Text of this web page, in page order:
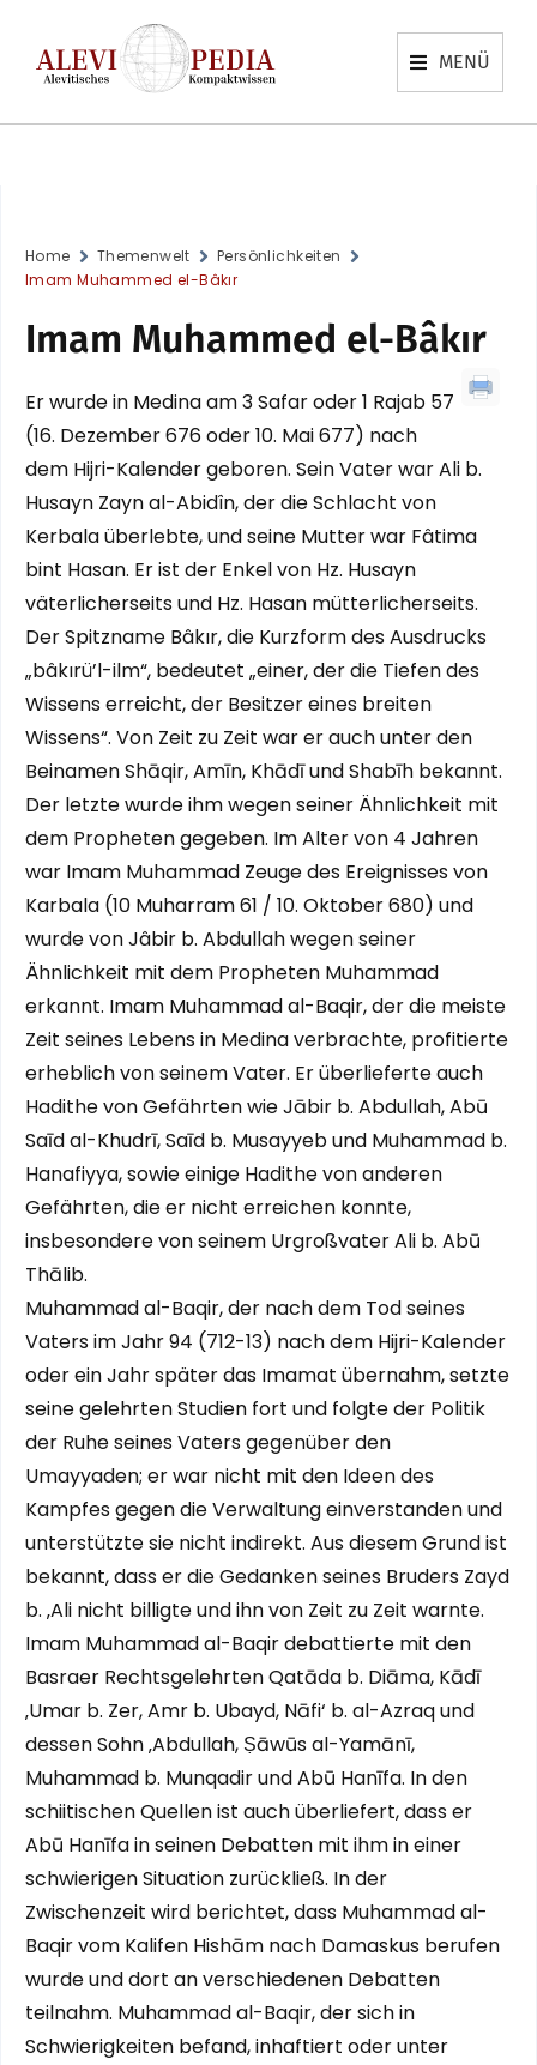
MENÜ
Home Themenwelt
Persönlichkeiten
Imam Muhammed el-Bâkır
Imam Muhammed el-Bâkır
Er wurde in Medina am 3 Safar oder 1 Rajab 57
(16. Dezember 676 oder 10. Mai 677) nach
dem Hijri-Kalender geboren. Sein Vater war Ali b.
Husayn Zayn al-Abidîn, der die Schlacht von
Kerbala überlebte, und seine Mutter war Fâtima
bint Hasan. Er ist der Enkel von Hz. Husayn
väterlicherseits und Hz. Hasan mütterlicherseits.
Der Spitzname Bâkır, die Kurzform des Ausdrucks
„bâkırü’l-ilm“, bedeutet „einer, der die Tiefen des
Wissens erreicht, der Besitzer eines breiten
Wissens“. Von Zeit zu Zeit war er auch unter den
Beinamen Shāqir, Amīn, Khādī und Shabīh bekannt.
Der letzte wurde ihm wegen seiner Ähnlichkeit mit
dem Propheten gegeben. Im Alter von 4 Jahren
war Imam Muhammad Zeuge des Ereignisses von
Karbala (10 Muharram 61 / 10. Oktober 680) und
wurde von Jâbir b. Abdullah wegen seiner
Ähnlichkeit mit dem Propheten Muhammad
erkannt. Imam Muhammad al-Baqir, der die meiste
Zeit seines Lebens in Medina verbrachte, profitierte
erheblich von seinem Vater. Er überlieferte auch
Hadithe von Gefährten wie Jābir b. Abdullah, Abū
Saīd al-Khudrī, Saīd b. Musayyeb und Muhammad b.
Hanafiyya, sowie einige Hadithe von anderen
Gefährten, die er nicht erreichen konnte,
insbesondere von seinem Urgroßvater Ali b. Abū
Thālib.
Muhammad al-Baqir, der nach dem Tod seines
Vaters im Jahr 94 (712-13) nach dem Hijri-Kalender
oder ein Jahr später das Imamat übernahm, setzte
seine gelehrten Studien fort und folgte der Politik
der Ruhe seines Vaters gegenüber den
Umayyaden; er war nicht mit den Ideen des
Kampfes gegen die Verwaltung einverstanden und
unterstützte sie nicht indirekt. Aus diesem Grund ist
bekannt, dass er die Gedanken seines Bruders Zayd
b. ‚Ali nicht billigte und ihn von Zeit zu Zeit warnte.
Imam Muhammad al-Baqir debattierte mit den
Basraer Rechtsgelehrten Qatāda b. Diāma, Kādī
‚Umar b. Zer, Amr b. Ubayd, Nāfi‘ b. al-Azraq und
dessen Sohn ‚Abdullah, Ṣāwūs al-Yamānī,
Muhammad b. Munqadir und Abū Hanīfa. In den
schiitischen Quellen ist auch überliefert, dass er
Abū Hanīfa in seinen Debatten mit ihm in einer
schwierigen Situation zurückließ. In der
Zwischenzeit wird berichtet, dass Muhammad al-
Baqir vom Kalifen Hishām nach Damaskus berufen
wurde und dort an verschiedenen Debatten
teilnahm. Muhammad al-Baqir, der sich in
Schwierigkeiten befand, inhaftiert oder unter